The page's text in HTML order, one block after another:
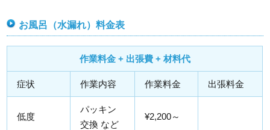
お風呂（水漏れ）料金表
作業料金 + 出張費 + 材料代
症状 作業内容 作業料金 出張料金
低度
パッキン
交換 など
¥2,200～